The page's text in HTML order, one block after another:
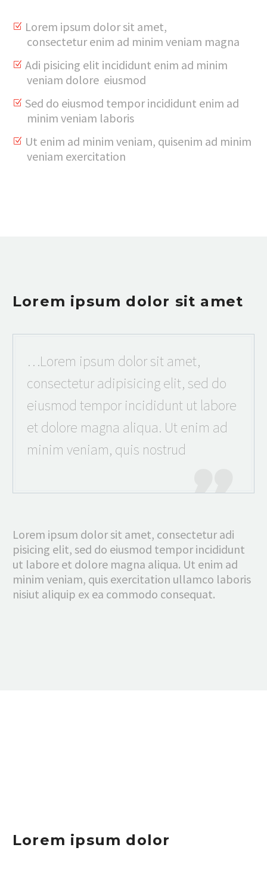
Lorem ipsum dolor sit amet,
consectetur enim ad minim veniam magna
Adi pisicing elit incididunt enim ad minim
veniam dolore eiusmod
Sed do eiusmod tempor incididunt enim ad
minim veniam laboris
Ut enim ad minim veniam, quisenim ad minim
veniam exercitation
Lorem ipsum dolor sit amet
…Lorem ipsum dolor sit amet,
consectetur adipisicing elit, sed do
eiusmod tempor incididunt ut labore
et dolore magna aliqua. Ut enim ad
minim veniam, quis nostrud

Lorem ipsum dolor sit amet, consectetur adi
pisicing elit, sed do eiusmod tempor incididunt
ut labore et dolore magna aliqua. Ut enim ad
minim veniam, quis exercitation ullamco laboris
nisiut aliquip ex ea commodo consequat.
Lorem ipsum dolor